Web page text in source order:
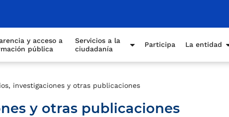
y acceso a
pública
Servicios a la
ciudadanía
Participa La entidad
investigaciones y otras publicaciones
y otras publicaciones